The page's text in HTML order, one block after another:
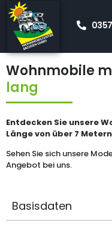
Startseite Neue
Hubbett 7 meter
Wohnmobile
lang
Entdecken Sie unsere
Länge von über 7
Sehen Sie sich unsere
Angebot bei uns.
Basisdaten